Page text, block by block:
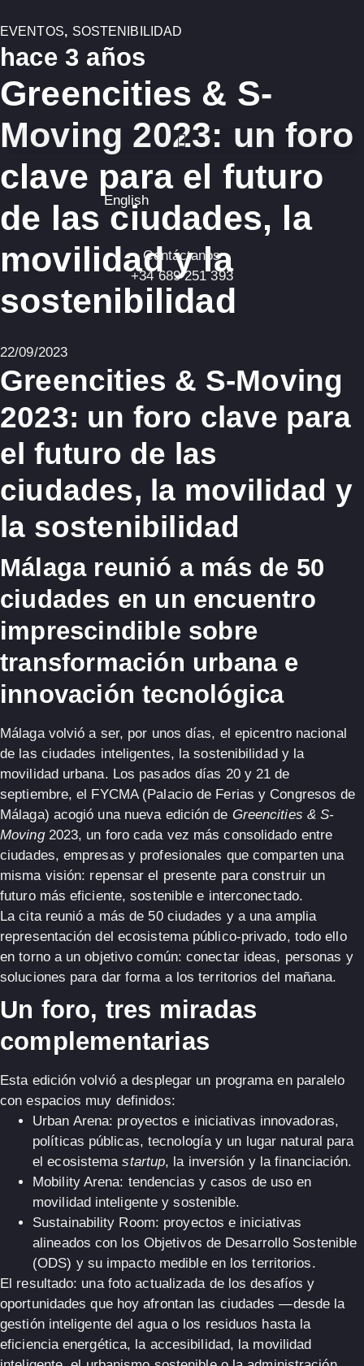
English
Contáctanos
+34 689 251 393
EVENTOS, SOSTENIBILIDAD
hace 3 años
Greencities & S-
Moving 2023: un foro
clave para el futuro
de las ciudades, la
movilidad y la
sostenibilidad
22/09/2023
Greencities & S-Moving
2023: un foro clave para
el futuro de las
ciudades, la movilidad y
la sostenibilidad
Málaga reunió a más de 50
ciudades en un encuentro
imprescindible sobre
transformación urbana e
innovación tecnológica
Málaga volvió a ser, por unos días, el epicentro nacional
de las ciudades inteligentes, la sostenibilidad y la
movilidad urbana. Los pasados días 20 y 21 de
septiembre, el FYCMA (Palacio de Ferias y Congresos de
Málaga) acogió una nueva edición de Greencities & S-
Moving2023, un foro cada vez más consolidado entre
ciudades, empresas y profesionales que comparten una
misma visión: repensar el presente para construir un
futuro más eficiente, sostenible e interconectado.
La cita reunió a más de 50 ciudades y a una amplia
representación del ecosistema público-privado, todo ello
en torno a un objetivo común:conectar ideas, personas y
soluciones para dar forma a los territorios del mañana.
Un foro, tres miradas
complementarias
Esta edición volvió a desplegar un programa en paralelo
con espacios muy definidos:
Urban Arena: proyectos e iniciativas innovadoras,
políticas públicas, tecnología y un lugar natural para
el ecosistemastartup, la inversión y la financiación.
Mobility Arena: tendencias y casos de uso en
movilidad inteligente y sostenible.
Sustainability Room: proyectos e iniciativas
alineados con los Objetivos de Desarrollo Sostenible
(ODS) y su impacto medible en los territorios.
El resultado: una foto actualizada de losdesafíos y
oportunidades que hoy afrontan las ciudades —desde la
gestión inteligente del agua o los residuos hasta la
eficiencia energética, la accesibilidad, la movilidad